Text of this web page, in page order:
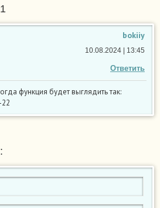
bokiiy
Ответить
10.08.2024 | 13:45
функция будет выглядить так: